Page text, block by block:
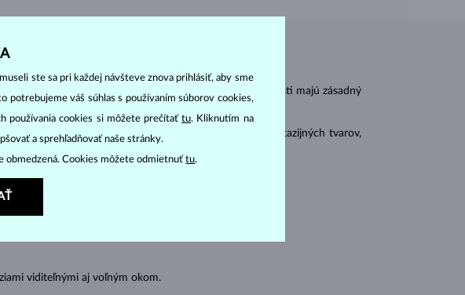
clarity farba color hmotnosť carat
). Tieto vlastnosti majú zásadný
briliant . Diamanty sa brúsia aj do mnohých tzv. fantazijných tvarov,
populárny najmä u
viditeľnými aj voľným okom.
ste sa pri každej návšteve znova prihlásiť, aby sme
potrebujeme váš súhlas s používaním súborov cookies,
používania cookies si môžete prečítaťtu. Kliknutím na
a sprehľadňovať naše stránky.
obmedzená. Cookies môžete odmietnuťtu.